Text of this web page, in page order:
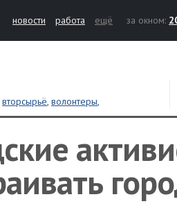
новости работа ещё за окном:
вторсырьё, волонтеры,
благоустройство,мусор